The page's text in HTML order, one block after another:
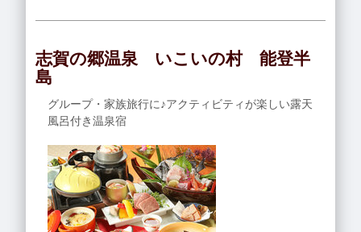
志賀の郷温泉 いこいの村 能登半
島
グループ・家族旅行に♪アクティビティが楽しい露天
風呂付き温泉宿